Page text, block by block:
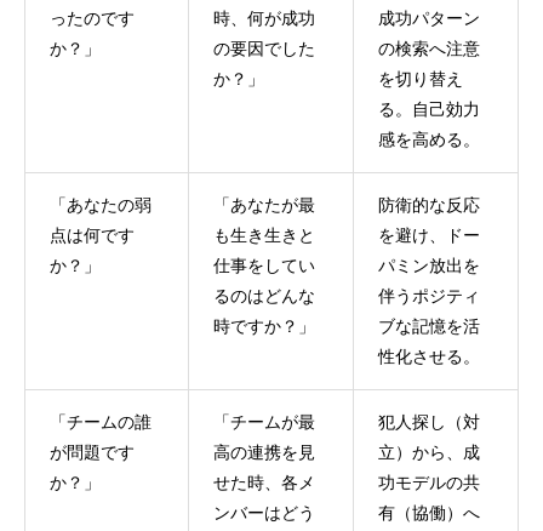
ったのです
か？」
時、何が成功
の要因でした
か？」
成功パターン
の検索へ注意
を切り替え
る。自己効力
感を高める。
「あなたの弱
点は何です
か？」
「あなたが最
も生き生きと
仕事をしてい
るのはどんな
時ですか？」
防衛的な反応
を避け、ドー
パミン放出を
伴うポジティ
ブな記憶を活
性化させる。
「チームの誰
が問題です
か？」
「チームが最
高の連携を見
せた時、各メ
ンバーはどう
犯人探し（対
立）から、成
功モデルの共
有（協働）へ